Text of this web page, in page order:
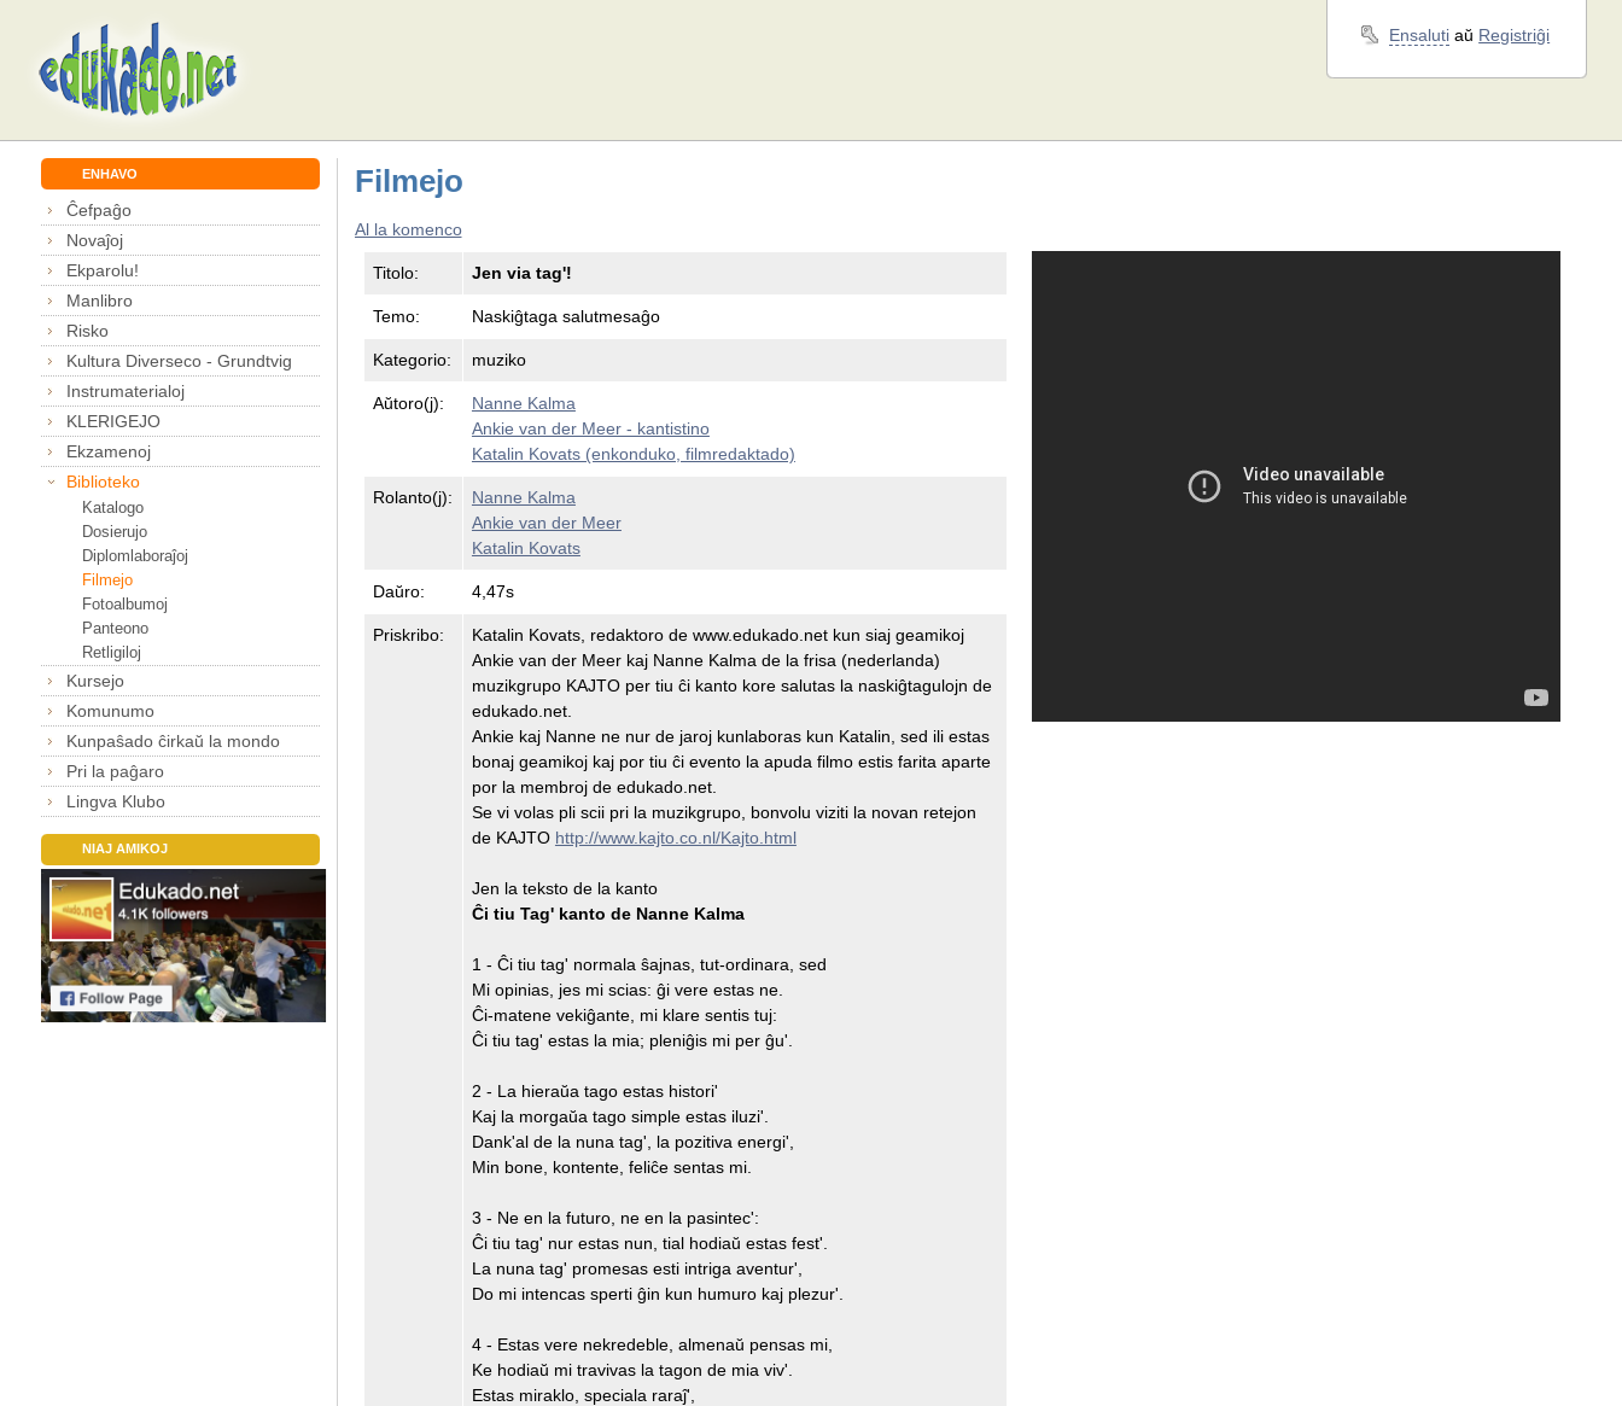
Ensaluti aŭ Registriĝi
ENHAVO
Ĉefpaĝo
Novaĵoj
Ekparolu!
Manlibro
Risko
Kultura Diverseco - Grundtvig
Instrumaterialoj
KLERIGEJO
Ekzamenoj
Biblioteko
Katalogo
Dosierujo
Diplomlaboraĵoj
Filmejo
Fotoalbumoj
Panteono
Retligiloj
Kursejo
Komunumo
Kunpaŝado ĉirkaŭ la mondo
Pri la paĝaro
Lingva Klubo
NIAJ AMIKOJ
Filmejo
Al la komenco
Titolo: Jen via tag'!
Temo: Naskiĝtaga salutmesaĝo
Kategorio: muziko
Aŭtoro(j):
Nanne Kalma
Ankie van der Meer - kantistino
Katalin Kovats (enkonduko, filmredaktado)
Rolanto(j):
Nanne Kalma
Ankie van der Meer
Katalin Kovats
Daŭro: 4,47s
Priskribo:
Katalin Kovats, redaktoro de www.edukado.net kun siaj geamikoj
Ankie van der Meer kaj Nanne Kalma de la frisa (nederlanda)
muzikgrupo KAJTO per tiu ĉi kanto kore salutas la naskiĝtagulojn de
edukado.net.
Ankie kaj Nanne ne nur de jaroj kunlaboras kun Katalin, sed ili estas
bonaj geamikoj kaj por tiu ĉi evento la apuda filmo estis farita aparte
por la membroj de edukado.net.
Se vi volas pli scii pri la muzikgrupo, bonvolu viziti la novan retejon
de KAJTO http://www.kajto.co.nl/Kajto.html
Jen la teksto de la kanto
Ĉi tiu Tag' kanto de Nanne Kalma
1 - Ĉi tiu tag' normala ŝajnas, tut-ordinara, sed
Mi opinias, jes mi scias: ĝi vere estas ne.
Ĉi-matene vekiĝante, mi klare sentis tuj:
Ĉi tiu tag' estas la mia; pleniĝis mi per ĝu'.
2 - La hieraŭa tago estas histori'
Kaj la morgaŭa tago simple estas iluzi'.
Dank'al de la nuna tag', la pozitiva energi',
Min bone, kontente, feliĉe sentas mi.
3 - Ne en la futuro, ne en la pasintec':
Ĉi tiu tag' nur estas nun, tial hodiaŭ estas fest'.
La nuna tag' promesas esti intriga aventur',
Do mi intencas sperti ĝin kun humuro kaj plezur'.
4 - Estas vere nekredeble, almenaŭ pensas mi,
Ke hodiaŭ mi travivas la tagon de mia viv'.
Estas miraklo, speciala raraĵ',